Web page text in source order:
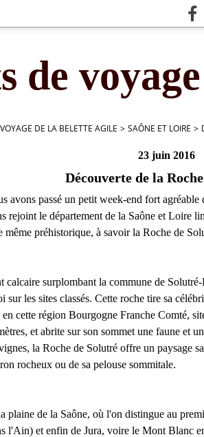
de
DE LA BELETTE AGILE > SAÔNE ET LOIRE >
23 juin 2016
Découverte de la
avons passé un petit week-end fort
rejoint le département de la Saône et Loire
même préhistorique, à savoir la Roche de
calcaire surplombant la commune de
sur les sites classés. Cette roche tire sa
en cette région Bourgogne Franche Comté,
, et abrite sur son sommet une faune et
la Roche de Solutré offre un paysage
rocheux ou de sa pelouse sommitale.
plaine de la Saône, où l'on distingue au
l'Ain) et enfin de Jura, voire le Mont Blanc